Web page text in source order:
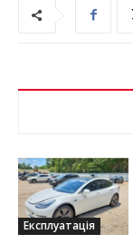
Експлуатація